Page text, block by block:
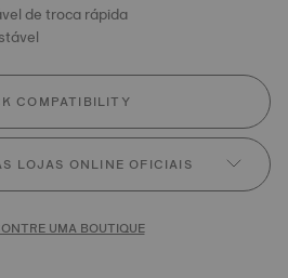
de troca rápida
COMPATIBILITY
LOJAS ONLINE OFICIAIS
UMA BOUTIQUE